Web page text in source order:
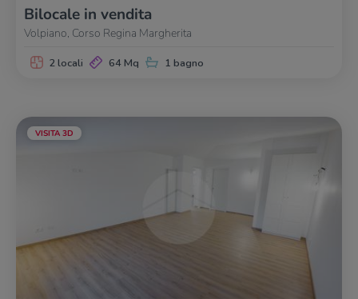
Bilocale in vendita
Volpiano, Corso Regina Margherita
2 locali 64 Mq 1 bagno
VISITA 3D